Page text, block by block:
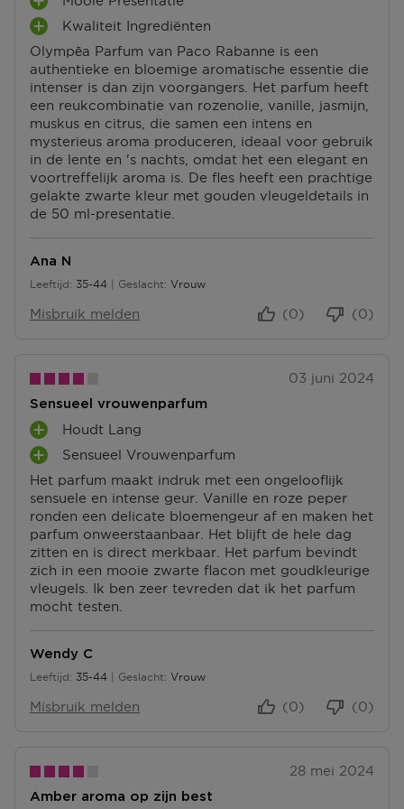
pagina.
Olympēa Parfum van Paco Rabanne is een
authentieke en bloemige aromatische essentie die
intenser is dan zijn voorgangers. Het parfum heeft
een reukcombinatie van rozenolie, vanille, jasmijn,
muskus en citrus, die samen een intens en
mysterieus aroma produceren, ideaal voor gebruik
in de lente en 's nachts, omdat het een elegant en
voortreffelijk aroma is. De fles heeft een prachtige
gelakte zwarte kleur met gouden vleugeldetails in
de 50 ml-presentatie.
U
S
P
U
N
T
E
N
P
L
U
P
E
P
L
U
S
P
U
N
T
E
N
Kwaliteit Ingrediënten
Ana N
Leeftijd
35 tot 4435-44 Geslacht Vrouw
Misbruik melden (0)
(0)
03 juni 2024
Sensueel vrouwenparfum
Het parfum maakt indruk met een ongelooflijk
sensuele en intense geur. Vanille en roze peper
ronden een delicate bloemengeur af en maken het
parfum onweerstaanbaar. Het blijft de hele dag
zitten en is direct merkbaar. Het parfum bevindt
zich in een mooie zwarte flacon met goudkleurige
vleugels. Ik ben zeer tevreden dat ik het parfum
mocht testen.
P
L
U
N
Houdt Lang
P
L
U
S
P
U
N
T
E
Sensueel Vrouwenparfum
Wendy C
Leeftijd
35 tot 4435-44 Geslacht Vrouw
Misbruik melden (0)
(0)
28 mei 2024
Amber aroma op zijn best